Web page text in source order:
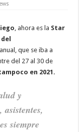
, ahora es la Star
que se iba a
del 27 al 30 de
en 2021.
y
asistentes,
siempre